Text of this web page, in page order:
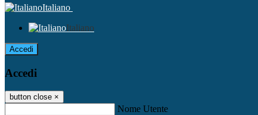
Italiano
Italiano
Accedi
Accedi
button close ×
Nome Utente